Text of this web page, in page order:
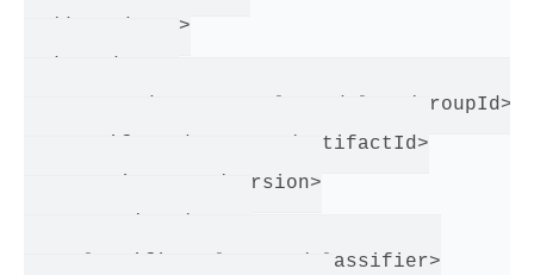
</dependency>
   <groupId>com.example.modular</groupId>
   <artifactId>warsaw</artifactId>
   <version>1.0</version>
   <classifier>classes</classifier>